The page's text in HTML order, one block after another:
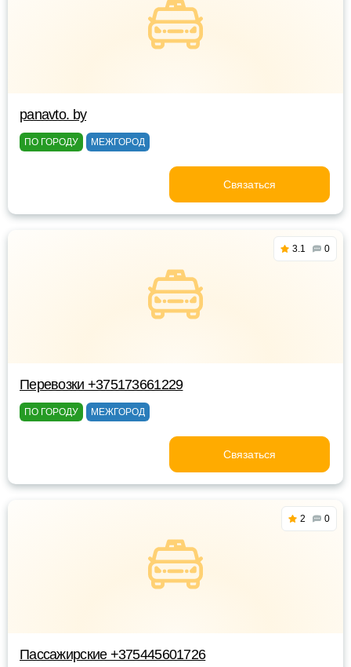
panavto. by
ПО ГОРОДУ МЕЖГОРОД
Связаться
3.1 0
Перевозки +375173661229
ПО ГОРОДУ МЕЖГОРОД
Связаться
2 0
Пассажирские +375445601726